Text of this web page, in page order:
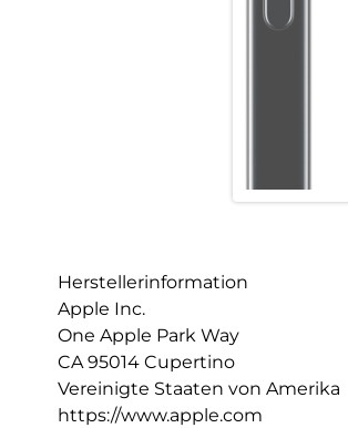
Herstellerinformation
Apple Inc.
One Apple Park Way
CA 95014 Cupertino
Vereinigte Staaten von Amerika
https://www.apple.com